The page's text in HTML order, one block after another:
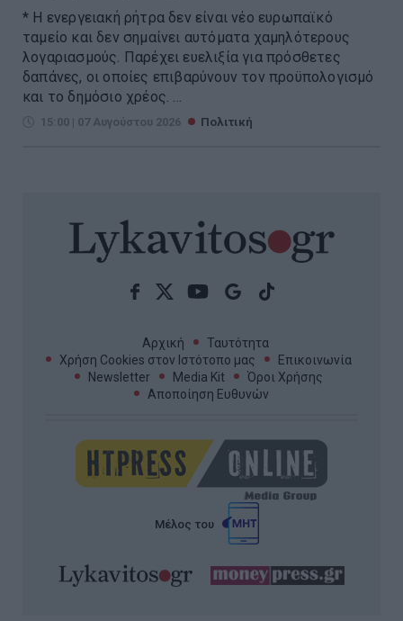
* Η ενεργειακή ρήτρα δεν είναι νέο ευρωπαϊκό
ταμείο και δεν σημαίνει αυτόματα χαμηλότερους
λογαριασμούς. Παρέχει ευελιξία για πρόσθετες
δαπάνες, οι οποίες επιβαρύνουν τον προϋπολογισμό
και το δημόσιο χρέος. ...
15:00 | 07 Αυγούστου 2026 Πολιτική
Αρχική
Ταυτότητα
Χρήση Cookies στον Ιστότοπο μας
Επικοινωνία
Newsletter
Media Kit
Όροι Χρήσης
Αποποίηση Ευθυνών
Μέλος του